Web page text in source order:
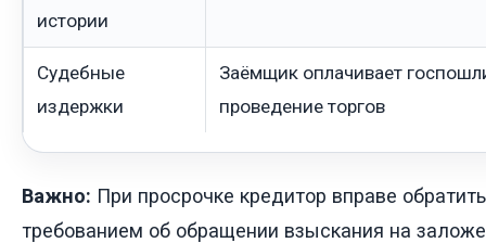
истории
Судебные
издержки
Заёмщик оплачивает
проведение торгов
Важно: При просрочке кредитор вправе
требованием об обращении взыскания на